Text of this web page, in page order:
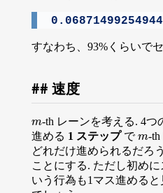
すなわち、93%くらいで
速度
m
m-th レーンを考える. 4
進める 1 ステップでm
m-
どれだけ進められるだろ
ことにする. ただし初め
いう行為も1マス進める